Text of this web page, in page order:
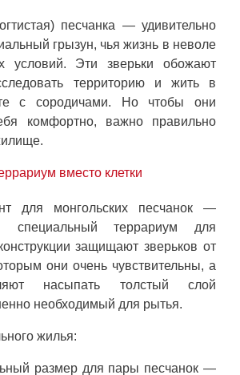
песчанка — удивительно
грызун, чья жизнь в неволе
условий. Эти зверьки обожают
территорию и жить в
с сородичами. Но чтобы они
комфортно, важно правильно
вместо клетки
для монгольских песчанок —
специальный террариум для
защищают зверьков от
они очень чувствительны, а
насыпать толстый слой
необходимый для рытья.
жилья:
размер для пары песчанок —